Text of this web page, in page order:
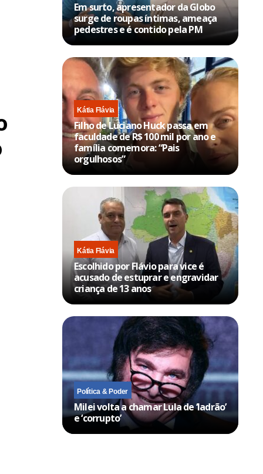
Em surto, apresentador da Globo
surge de roupas íntimas, ameaça
pedestres e é contido pela PM
Kátia Flávia
Filho de Luciano Huck passa em
faculdade de R$ 100 mil por ano e
família comemora: “Pais
orgulhosos”
Kátia Flávia
Escolhido por Flávio para vice é
acusado de estuprar e engravidar
criança de 13 anos
Política & Poder
Milei volta a chamar Lula de ‘ladrão’
e ‘corrupto’